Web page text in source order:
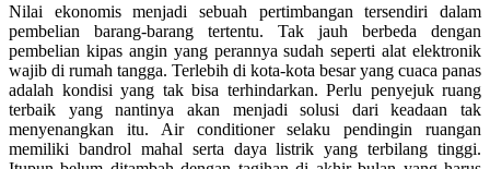
Nilai ekonomis menjadi sebuah pertimbangan tersendiri dalam
pembelian barang-barang tertentu. Tak jauh berbeda dengan
pembelian kipas angin yang perannya sudah seperti alat elektronik
wajib di rumah tangga. Terlebih di kota-kota besar yang cuaca panas
adalah kondisi yang tak bisa terhindarkan. Perlu penyejuk ruang
terbaik yang nantinya akan menjadi solusi dari keadaan tak
menyenangkan itu. Air conditioner selaku pendingin ruangan
memiliki bandrol mahal serta daya listrik yang terbilang tinggi.